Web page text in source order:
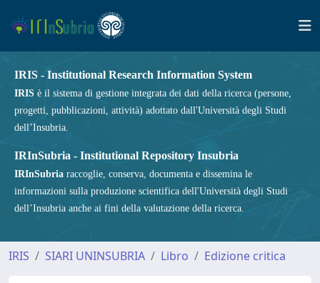
IRIS - Institutional Research Information System
IRIS è il sistema di gestione integrata dei dati della ricerca (persone,
progetti, pubblicazioni, attività) adottato dall'Università degli Studi
dell’Insubria.
IRInSubria - Institutional Repository Insubria
IRInSubria raccoglie, conserva, documenta e dissemina le
informazioni sulla produzione scientifica dell'Università degli Studi
dell’Insubria anche ai fini della valutazione della ricerca.
IRIS SIARI UNINSUBRIA Libro Edizione critica